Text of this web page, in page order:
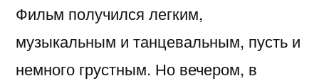
Фильм получился легким,
музыкальным и танцевальным, пусть и
немного грустным. Но вечером, в